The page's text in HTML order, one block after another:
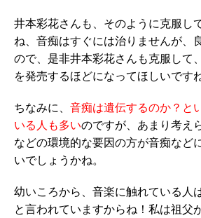
井本彩花さんも、そのように克服し
ね、音痴はすぐには治りませんが、
ので、是非井本彩花さんも克服して
を発売するほどになってほしいです
ちなみに、 音痴は遺伝するのか？と
いる人も多いのですが、あまり考え
などの環境的な要因の方が音痴など
いでしょうかね。
幼いころから、音楽に触れている人
と言われていますからね！私は祖父